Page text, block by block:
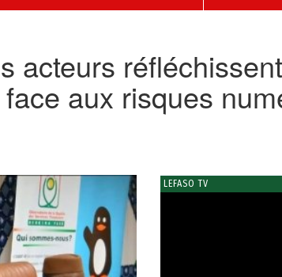
acteurs
aux risques
LEFASO TV